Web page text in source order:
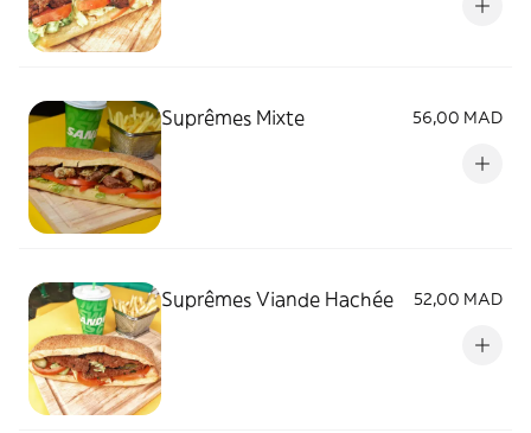
Suprêmes Mixte 56,00 MAD
Suprêmes Viande Hachée 52,00 MAD